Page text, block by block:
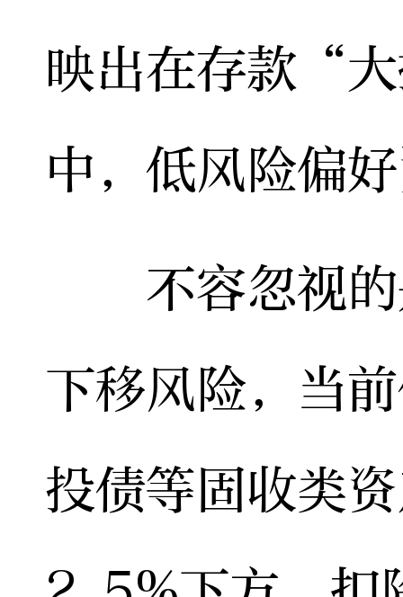
映出在存款“
中，低风险偏
不容忽视的
下移风险，当
投债等固收类